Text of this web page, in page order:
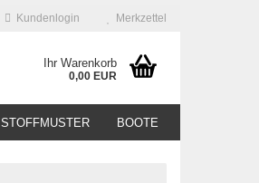
Kundenlogin Merkzettel
Ihr Warenkorb
0,00 EUR
STOFFMUSTER BOOTE